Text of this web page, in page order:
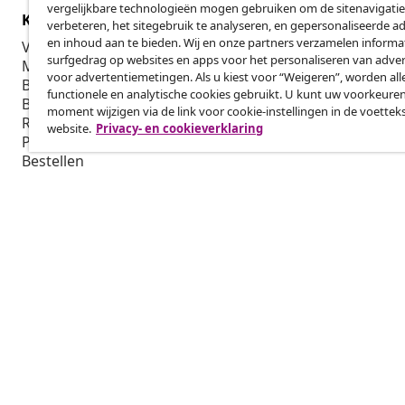
Klantenservice
Volg je bestelling
Mijn account
Betalen
Bezorgen
Retourneren
Productinformatie
Bestellen
Zakelijk
Produceren
vergelijkbare technologieën mogen gebruiken om de
verbeteren, het sitegebruik te analyseren, en gepersonaliseerde
en inhoud aan te bieden. Wij en onze partners verzamelen
surfgedrag op websites en apps voor het personaliseren van
voor advertentiemetingen. Als u kiest voor “Weigeren”, worden
functionele en analytische cookies gebruikt. U kunt uw
moment wijzigen via de link voor cookie-instellingen in de
website. Privacy- en cookieverklaring